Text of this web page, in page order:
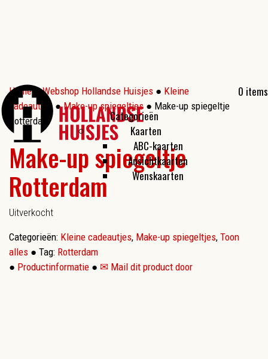
0 items
Categorieën
Kaarten
ABC-kaarten
Ansichtkaarten
Wenskaarten
Home●Webshop Hollandse Huisjes ● Kleine
cadeautjes●Make-up spiegeltjes ● Make-up spiegeltje
Rotterdam
Make-up spiegeltje
Rotterdam
Uitverkocht
Categorieën: Kleine cadeautjes, Make-up spiegeltjes, Toon
alles ● Tag: Rotterdam
● Productinformatie ● ✉ Mail dit product door